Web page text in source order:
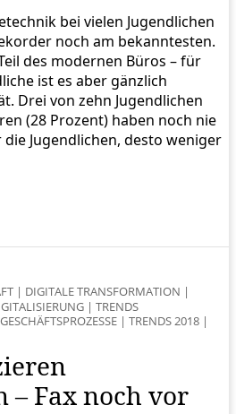
bei vielen Jugendlichen
noch am bekanntesten.
des modernen Büros – für
ist es aber gänzlich
Drei von zehn Jugendlichen
(28 Prozent) haben noch nie
Jugendlichen, desto weniger
| DIGITALE TRANSFORMATION |
| TRENDS
| TRENDS 2018 |
– Fax noch vor